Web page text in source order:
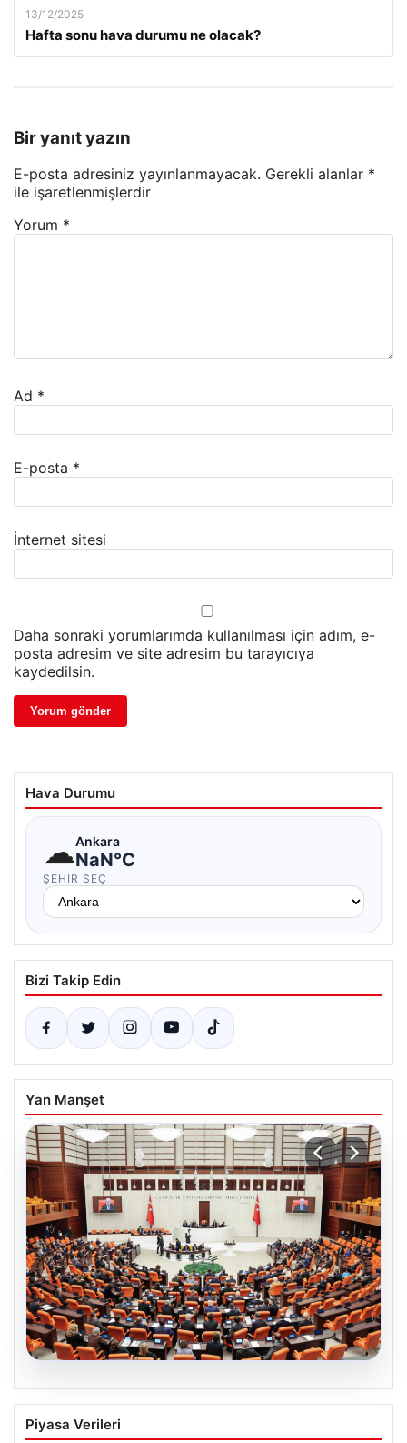
13/12/2025
Hafta sonu hava durumu ne olacak?
Bir yanıt yazın
E-posta adresiniz yayınlanmayacak. Gerekli alanlar *
ile işaretlenmişlerdir
Yorum *
Ad *
E-posta *
İnternet sitesi
Daha sonraki yorumlarımda kullanılması için adım, e-
posta adresim ve site adresim bu tarayıcıya
kaydedilsin.
Hava Durumu
☁Ankara
NaN°C
ŞEHIR SEÇ
Bizi Takip Edin
Yan Manşet
05.08.2026
Önce Tasfiye, Sonra Suçlara Erteleme:
10 Maddede Yeni Süreç Yasası
Piyasa Verileri